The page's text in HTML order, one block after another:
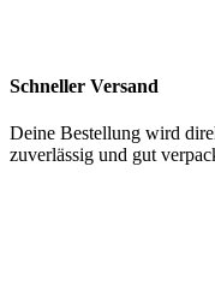
Schneller Versand
Deine Bestellung wird
zuverlässig und gut